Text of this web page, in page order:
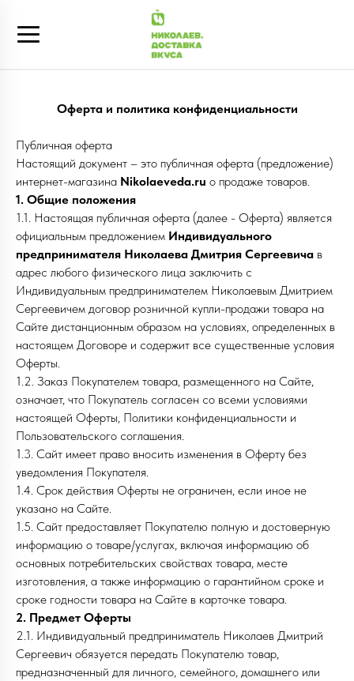
Оферта и политика конфиденциальности
Публичная оферта
Настоящий документ – это публичная оферта (предложение)
интернет-магазина Nikolaeveda.ru о продаже товаров.
1. Общие положения
1.1. Настоящая публичная оферта (далее - Оферта) является
официальным предложением Индивидуального
предпринимателя Николаева Дмитрия Сергеевича в
адрес любого физического лица заключить с
Индивидуальным предпринимателем Николаевым Дмитрием
Сергеевичем договор розничной купли-продажи товара на
Сайте дистанционным образом на условиях, определенных в
настоящем Договоре и содержит все существенные условия
Оферты.
1.2. Заказ Покупателем товара, размещенного на Сайте,
означает, что Покупатель согласен со всеми условиями
настоящей Оферты, Политики конфиденциальности и
Пользовательского соглашения.
1.3. Сайт имеет право вносить изменения в Оферту без
уведомления Покупателя.
1.4. Срок действия Оферты не ограничен, если иное не
указано на Сайте.
1.5. Сайт предоставляет Покупателю полную и достоверную
информацию о товаре/услугах, включая информацию об
основных потребительских свойствах товара, месте
изготовления, а также информацию о гарантийном сроке и
сроке годности товара на Сайте в карточке товара.
2. Предмет Оферты
2.1. Индивидуальный предприниматель Николаев Дмитрий
Сергеевич обязуется передать Покупателю товар,
предназначенный для личного, семейного, домашнего или